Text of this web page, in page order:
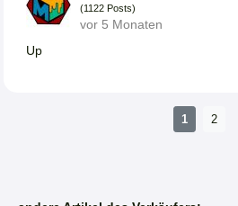
(1122 Posts)
vor 5 Monaten
Up
1 2